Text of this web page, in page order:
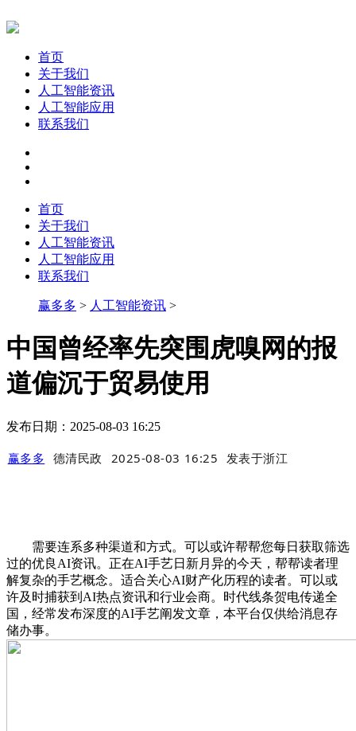
首页
关于我们
人工智能资讯
人工智能应用
联系我们
首页
关于我们
人工智能资讯
人工智能应用
联系我们
赢多多 > 人工智能资讯 >
中国曾经率先突围虎嗅网的报
道偏沉于贸易使用
发布日期：2025-08-03 16:25
赢多多 德清民政 2025-08-03 16:25 发表于浙江
需要连系多种渠道和方式。可以或许帮帮您每日获取筛选
过的优良AI资讯。正在AI手艺日新月异的今天，帮帮读者理
解复杂的手艺概念。适合关心AI财产化历程的读者。可以或
许及时捕获到AI热点资讯和行业会商。时代线条贺电传递全
国，经常发布深度的AI手艺阐发文章，本平台仅供给消息存
储办事。